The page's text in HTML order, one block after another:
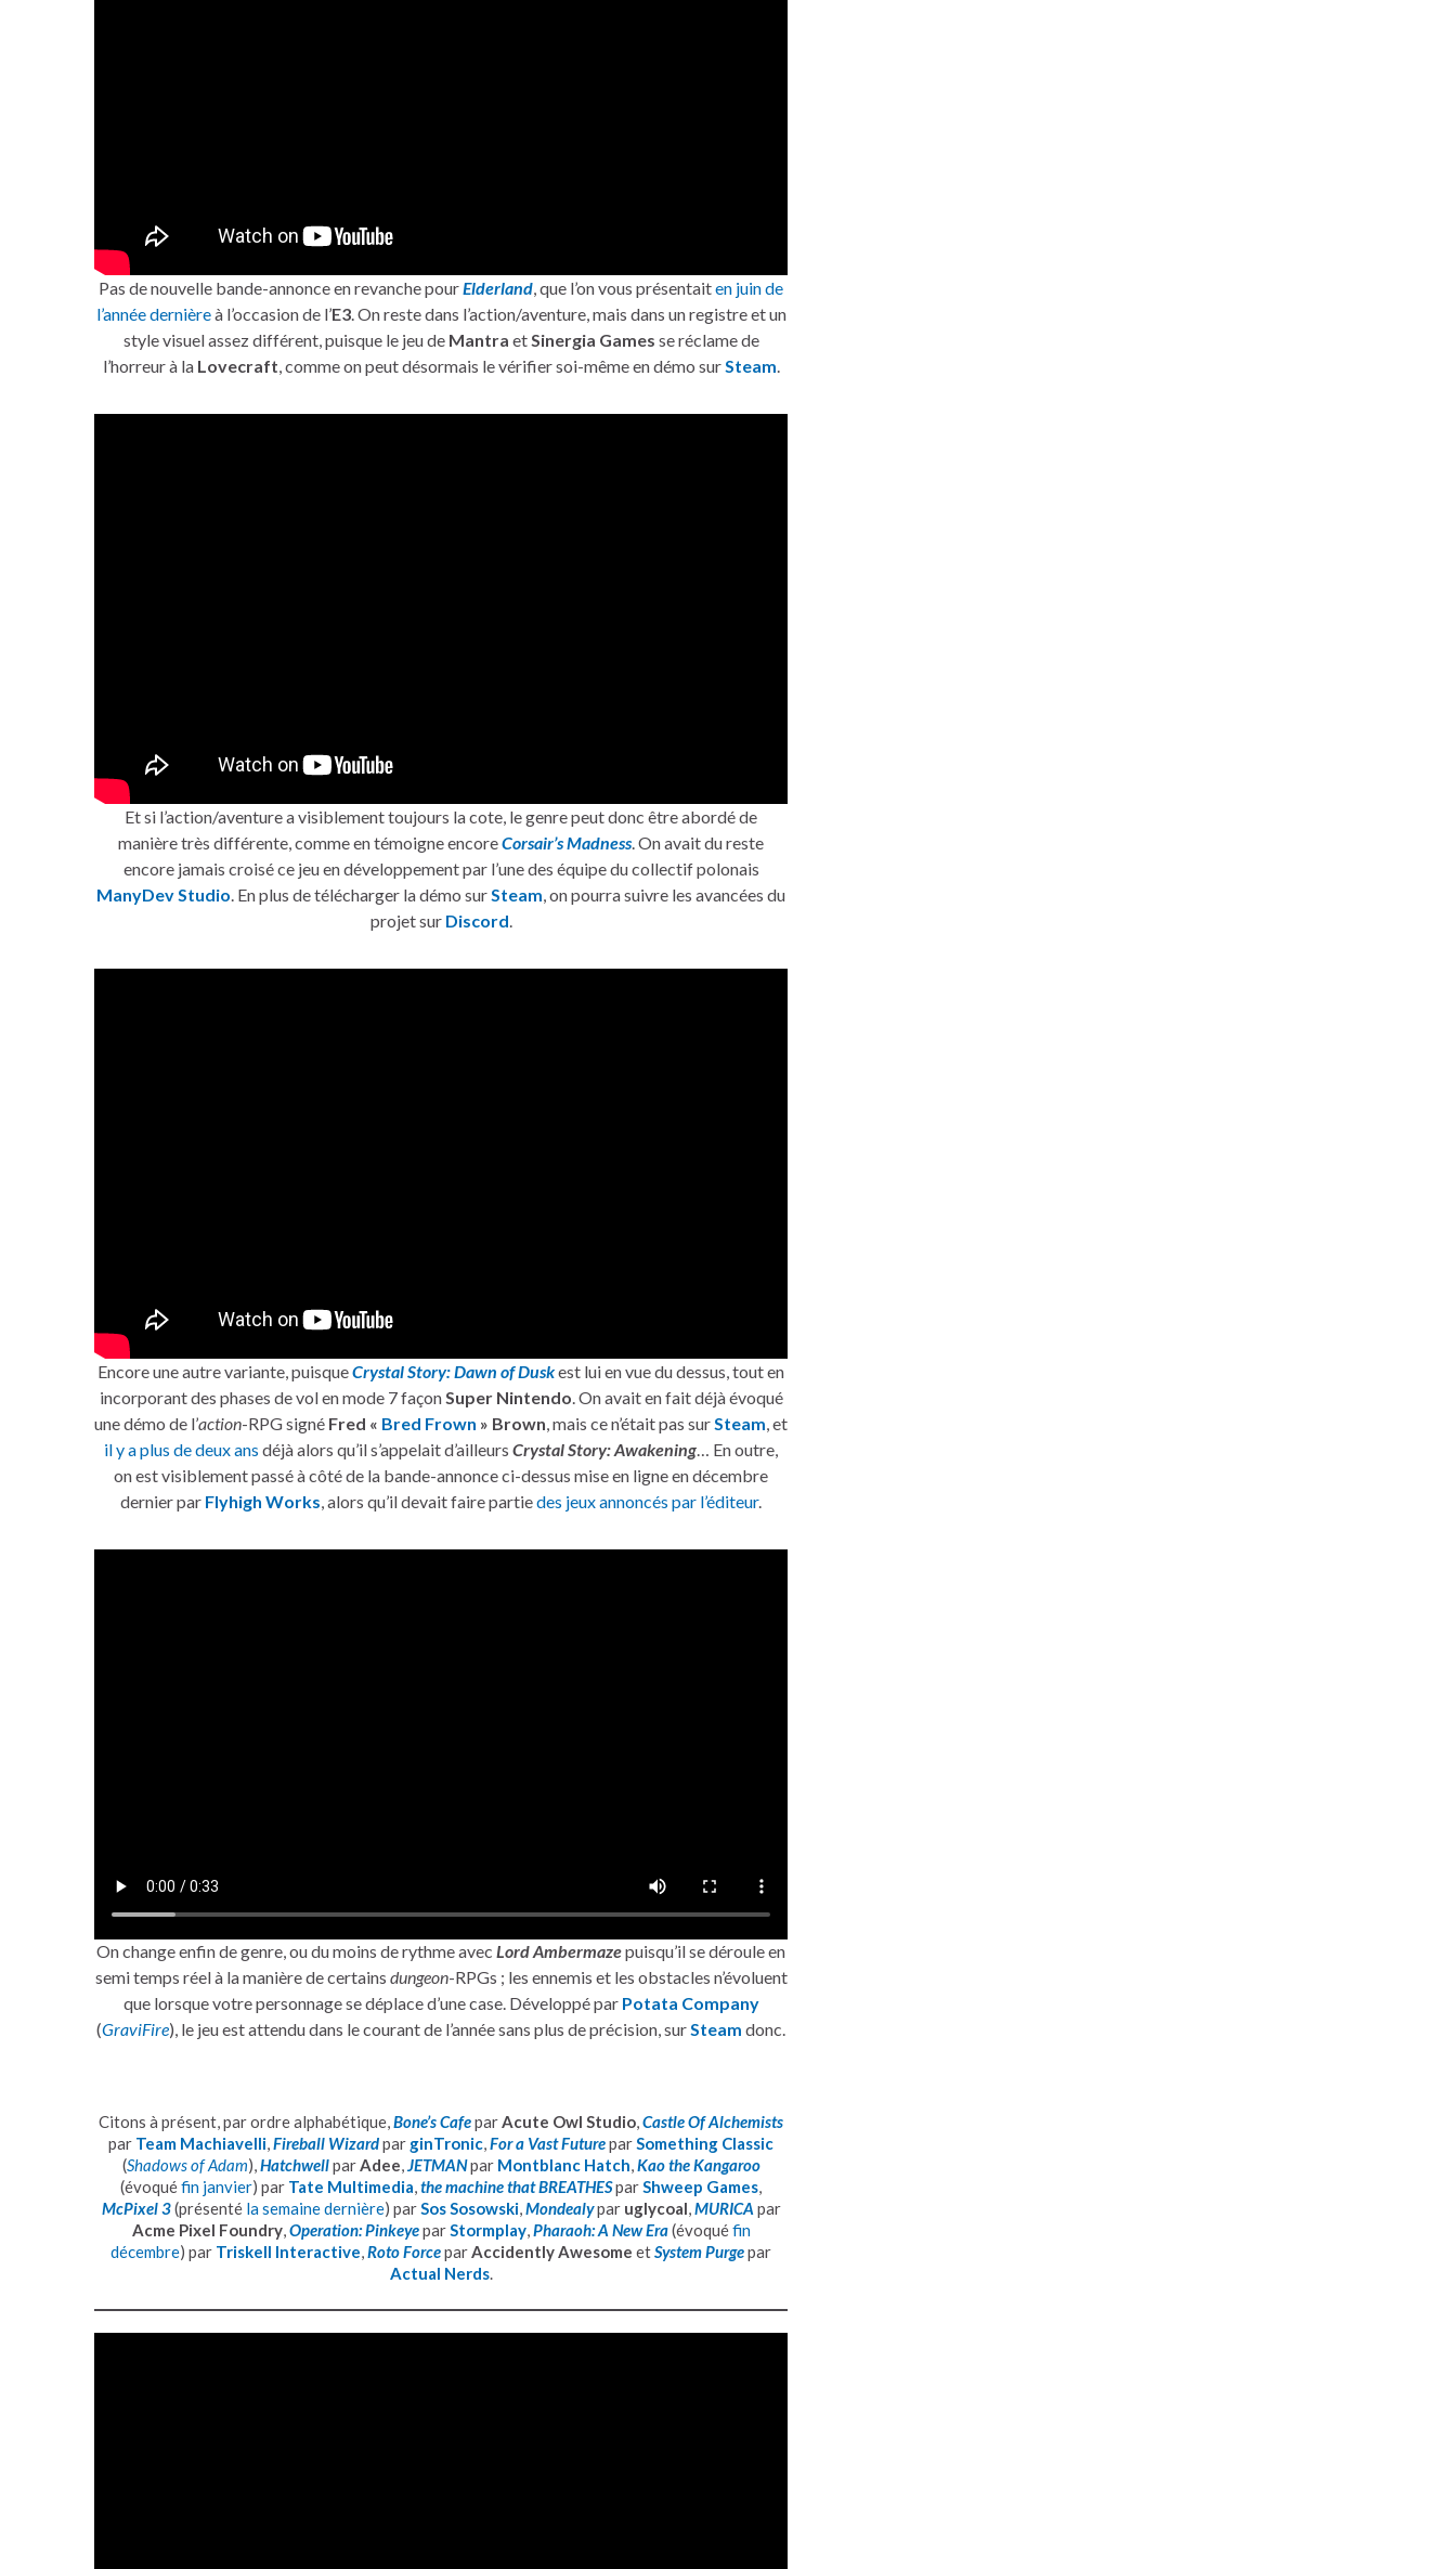
Pas de nouvelle bande-annonce en revanche pourElderland , que l’on vous présentaiten juin de
l’année dernièreà l’occasion de l’E3. On reste dans l’action/aventure, mais dans un registre et un
style visuel assez différent, puisque le jeu de Mantra et Sinergia Games se réclame de
l’horreur à la Lovecraft , comme on peut désormais le vérifier soi-même en démo sur Steam
Et si l’action/aventure a visiblement toujours la cote, le genre peut donc être abordé de
manière très différente, comme en témoigne encoreCorsair’s Madness . On avait du reste
encore jamais croisé ce jeu en développement par l’une des équipe du collectif polonais
ManyDev Studio . En plus de télécharger la démo sur Steam , on pourra suivre les avancées du
projet sur Discord
Encore une autre variante, puisqueCrystal Story: Dawn of Duskest lui en vue du dessus, tout en
incorporant des phases de vol en mode 7 façon Super Nintendo . On avait en fait déjà évoqué
une démo de l’action-RPG signé Fred « Bred Frown » Brown , mais ce n’était pas sur Steam , et
il y a plus de deux ans déjà alors qu’il s’appelait d’ailleurs Crystal Story: Awakening … En outre,
on est visiblement passé à côté de la bande-annonce ci-dessus mise en ligne en décembre
dernier par Flyhigh Works , alors qu’il devait faire partiedes jeux annoncés par l’éditeur.
On change enfin de genre, ou du moins de rythme avec Lord Ambermazepuisqu’il se déroule en
semi temps réel à la manière de certains dungeon-RPGs ; les ennemis et les obstacles n’évoluent
que lorsque votre personnage se déplace d’une case. Développé par Potata Company
(GraviFire), le jeu est attendu dans le courant de l’année sans plus de précision, surSteam donc.
Citons à présent, par ordre alphabétique,Bone’s CafeparAcute Owl Studio,Castle Of Alchemists
par Team Machiavelli,Fireball Wizardpar ginTronic,For a Vast FutureparSomething Classic
(Shadows of Adam),HatchwellparAdee,JETMANpar Montblanc Hatch,Kao the Kangaroo
(évoquéfin janvier) par Tate Multimedia,the machine that BREATHESparShweep Games,
McPixel 3(présenté la semaine dernière) parSos Sosowski,Mondealypar uglycoal,MURICA par
Acme Pixel Foundry,Operation: PinkeyeparStormplay,Pharaoh: A New Era(évoquéfin
décembre) par Triskell Interactive,Roto ForceparAccidently Awesome etSystem Purgepar
Actual Nerds.